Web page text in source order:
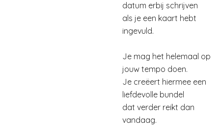
datum erbij schrijven
als je een kaart hebt
ingevuld.
Je mag het helemaal op
jouw tempo doen.
Je creëert hiermee een
liefdevolle bundel
dat verder reikt dan
vandaag.